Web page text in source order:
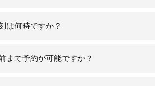
は何時ですか？
まで予約が可能ですか？